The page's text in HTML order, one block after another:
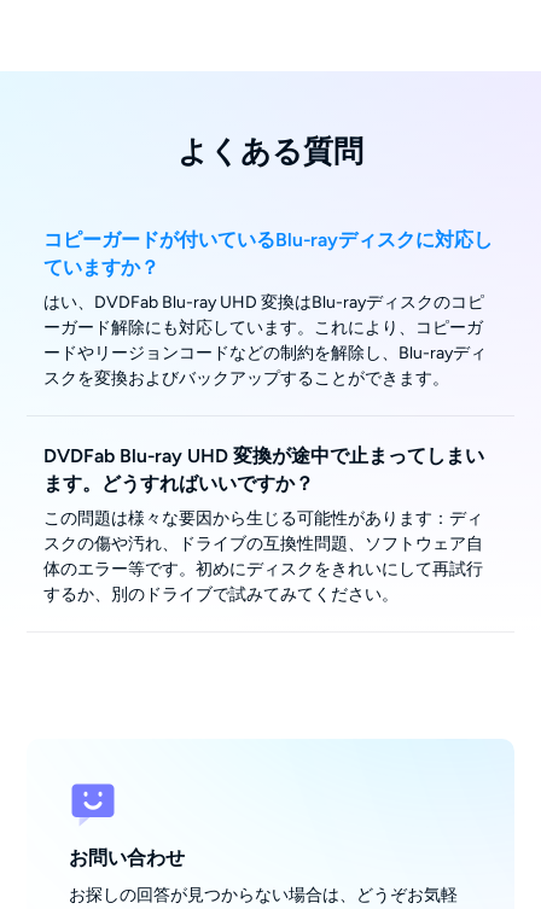
よくある質問
コピーガードが付いているBlu-rayディスクに対応し
ていますか？
はい、DVDFab Blu-ray UHD 変換はBlu-rayディスクのコピ
ーガード解除にも対応しています。これにより、コピーガ
ードやリージョンコードなどの制約を解除し、Blu-rayディ
スクを変換およびバックアップすることができます。
DVDFab Blu-ray UHD 変換が途中で止まってしまい
ます。どうすればいいですか？
この問題は様々な要因から生じる可能性があります：ディ
スクの傷や汚れ、ドライブの互換性問題、ソフトウェア自
体のエラー等です。初めにディスクをきれいにして再試行
するか、別のドライブで試みてみてください。
お問い合わせ
お探しの回答が見つからない場合は、どうぞお気軽